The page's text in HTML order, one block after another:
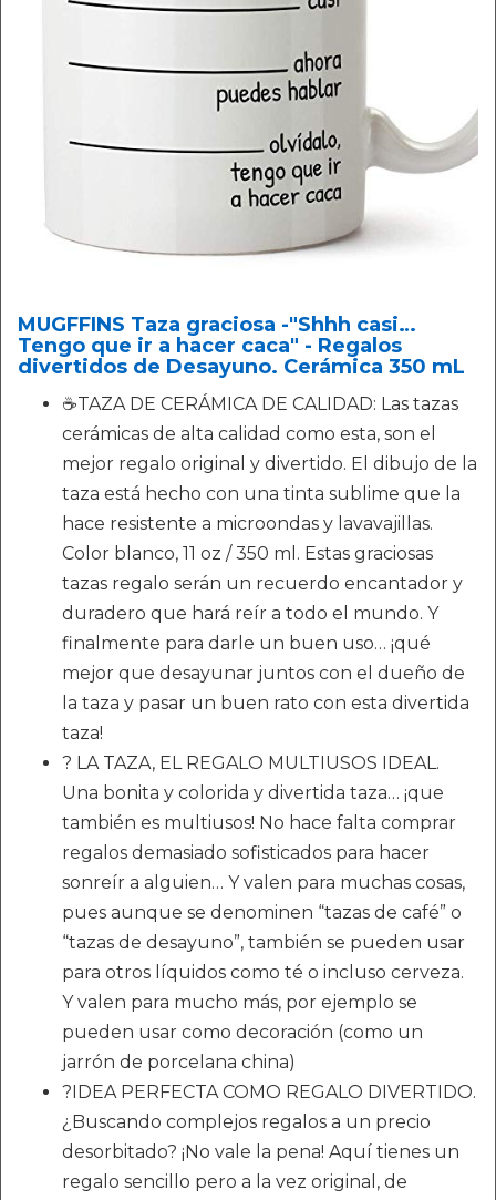
MUGFFINS Taza graciosa -"Shhh casi…
Tengo que ir a hacer caca" - Regalos
divertidos de Desayuno. Cerámica 350 mL
☕TAZA DE CERÁMICA DE CALIDAD: Las tazas
cerámicas de alta calidad como esta, son el
mejor regalo original y divertido. El dibujo de la
taza está hecho con una tinta sublime que la
hace resistente a microondas y lavavajillas.
Color blanco, 11 oz / 350 ml. Estas graciosas
tazas regalo serán un recuerdo encantador y
duradero que hará reír a todo el mundo. Y
finalmente para darle un buen uso… ¡qué
mejor que desayunar juntos con el dueño de
la taza y pasar un buen rato con esta divertida
taza!
? LA TAZA, EL REGALO MULTIUSOS IDEAL.
Una bonita y colorida y divertida taza… ¡que
también es multiusos! No hace falta comprar
regalos demasiado sofisticados para hacer
sonreír a alguien… Y valen para muchas cosas,
pues aunque se denominen “tazas de café” o
“tazas de desayuno”, también se pueden usar
para otros líquidos como té o incluso cerveza.
Y valen para mucho más, por ejemplo se
pueden usar como decoración (como un
jarrón de porcelana china)
?IDEA PERFECTA COMO REGALO DIVERTIDO.
¿Buscando complejos regalos a un precio
desorbitado? ¡No vale la pena! Aquí tienes un
regalo sencillo pero a la vez original, de